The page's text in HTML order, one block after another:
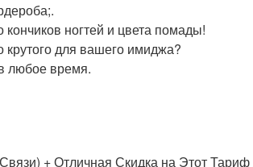
ногтей и цвета помады!
крутого для вашего имиджа?
любое время.
+ Отличная Скидка на Этот Тариф